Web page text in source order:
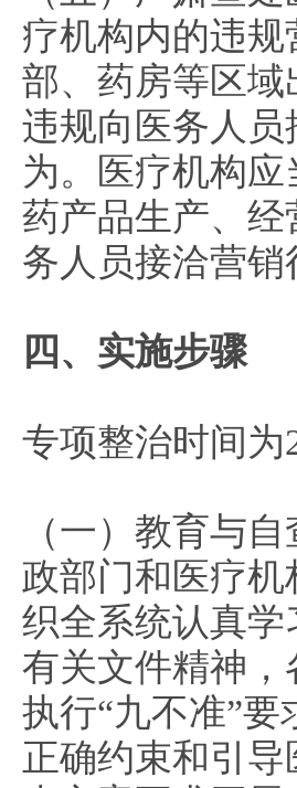
疗机构内的违规
部、药房等区
违规向医务人
为。医疗机构
药产品生产、
务人员接洽营
四、实施步骤
专项整治时间为
（一）教育与
政部门和医疗
织全系统认真
有关文件精神
执行“九不准”
正确约束和引